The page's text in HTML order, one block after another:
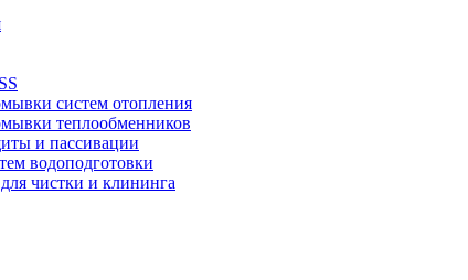
систем отопления
теплообменников
и пассивации
водоподготовки
чистки и клининга